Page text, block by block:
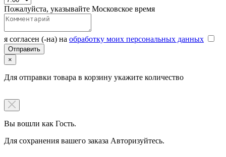
Пожалуйста, указывайте Московское время
я согласен (-на) на обработку моих персональных данных
×
Для отправки товара в корзину укажите количество
Вы вошли как Гость.
Для сохранения вашего заказа Авторизуйтесь.